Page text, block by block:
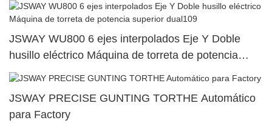
JSWAY WU800 6 ejes interpolados Eje Y Doble
husillo eléctrico Máquina de torreta de potencia
superior dual109
JSWAY PRECISE GUNTING TORTHE Automático
para Factory